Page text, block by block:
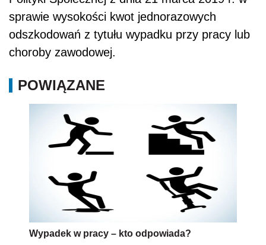
sprawie wysokości kwot jednorazowych
odszkodowań z tytułu wypadku przy pracy lub
choroby zawodowej.
POWIĄZANE
Wypadek w pracy – kto odpowiada?